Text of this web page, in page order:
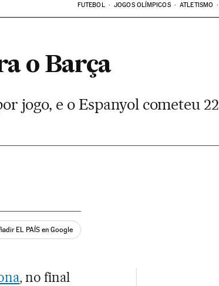
FUTEBOL JOGOS OLÍMPICOS ATLETISMO
o Barça
jogo, e o Espanyol cometeu 22
EL PAÍS en Google
, no final